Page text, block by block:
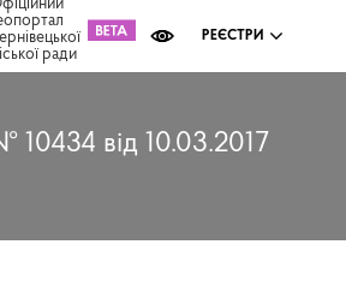
ради
РЕЄСТРИ
10434 від 10.03.2017